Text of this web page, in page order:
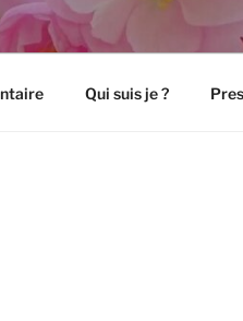
Qui suis je ?